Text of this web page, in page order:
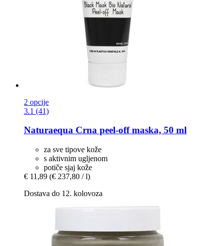
2 opcije
3.1 (41)
Naturaequa Crna peel-​off maska, 50 ml
za sve tipove kože
s aktivnim ugljenom
potiče sjaj kože
€ 11,89 (€ 237,80 / l)
Dostava do 12. kolovoza